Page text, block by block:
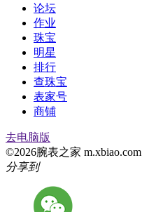
论坛
作业
珠宝
明星
排行
查珠宝
表家号
商铺
去电脑版
©2026腕表之家 m.xbiao.com
分享到